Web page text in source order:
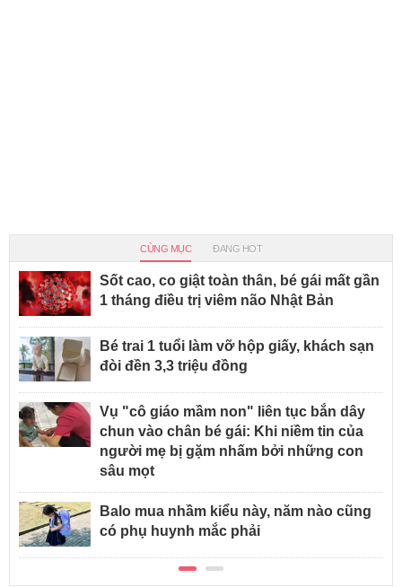
CÙNG MỤC ĐANG HOT
Sốt cao, co giật toàn thân, bé gái mất gần
1 tháng điều trị viêm não Nhật Bản
Bé trai 1 tuổi làm vỡ hộp giấy, khách sạn
đòi đền 3,3 triệu đồng
Vụ "cô giáo mầm non" liên tục bắn dây
chun vào chân bé gái: Khi niềm tin của
người mẹ bị gặm nhấm bởi những con
sâu mọt
Balo mua nhầm kiểu này, năm nào cũng
có phụ huynh mắc phải